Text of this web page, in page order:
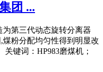
团 ...
为第三代动态旋转分离器
粉分配均匀性得到明显改
键词：HP983磨煤机；